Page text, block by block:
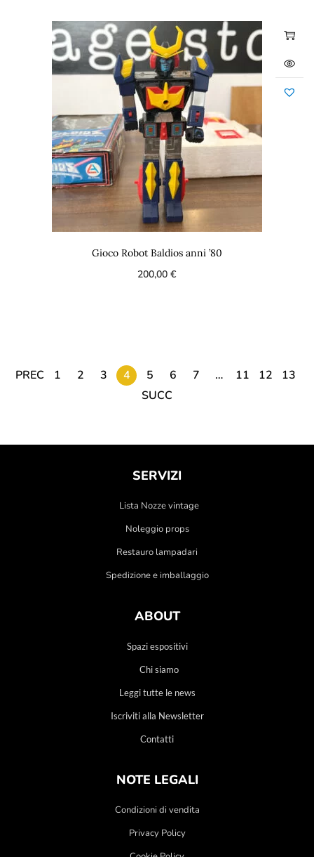
Gioco Robot Baldios anni ’80
200,00€
PREC 1 2 3 4 5 6 7 … 11 12
13
SUCC
SERVIZI
Lista Nozze vintage
Noleggio props
Restauro lampadari
Spedizione e imballaggio
ABOUT
Spazi espositivi
Chi siamo
Leggi tutte le news
Iscriviti alla Newsletter
Contatti
NOTE LEGALI
Condizioni di vendita
Privacy Policy